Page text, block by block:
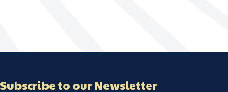
Subscribe to our Newsletter